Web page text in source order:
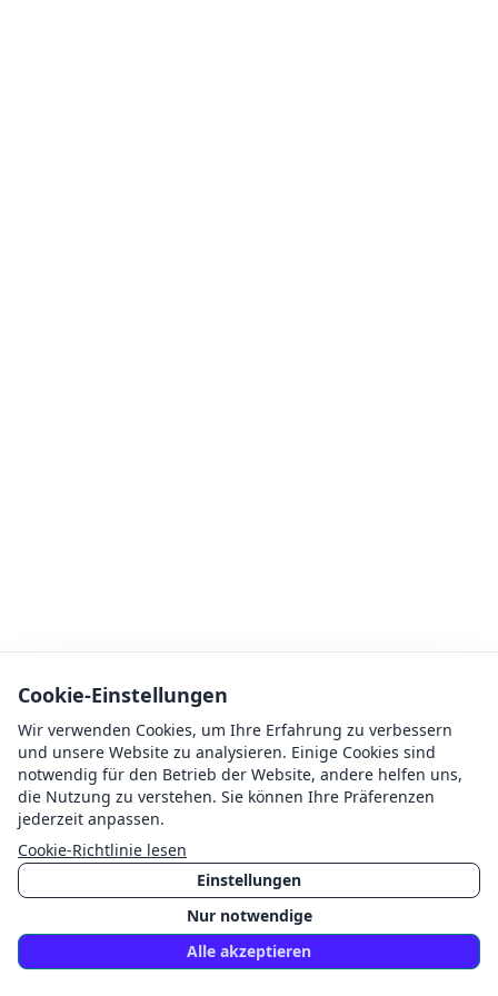
Cookie-Einstellungen
Wir verwenden Cookies, um Ihre Erfahrung zu verbessern
und unsere Website zu analysieren. Einige Cookies sind
notwendig für den Betrieb der Website, andere helfen uns,
die Nutzung zu verstehen. Sie können Ihre Präferenzen
jederzeit anpassen.
Cookie-Richtlinie lesen
Einstellungen
Nur notwendige
Alle akzeptieren